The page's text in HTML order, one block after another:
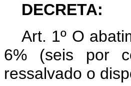
DECRETA:
Art. 1º O
6% (seis por
ressalvado o